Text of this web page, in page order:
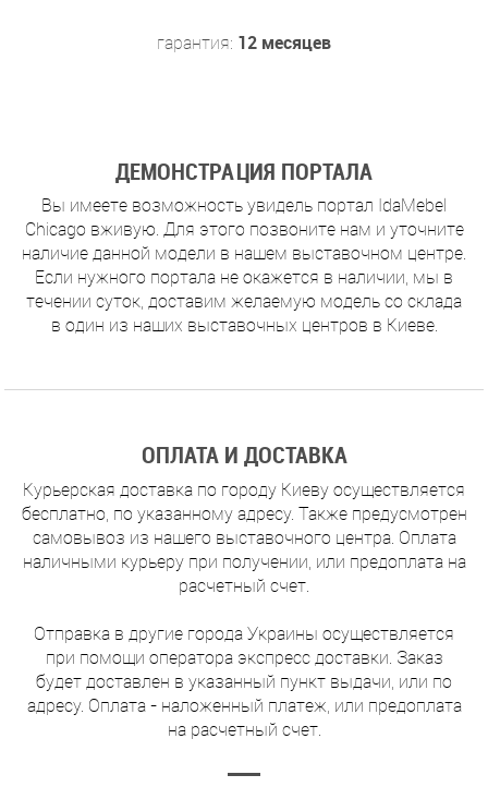
гарантия: 12 месяцев
ДЕМОНСТРАЦИЯ ПОРТАЛА
Вы имеете возможность увидель портал IdaMebel
Chicago вживую. Для этого позвоните нам и уточните
наличие данной модели в нашем выставочном центре.
Если нужного портала не окажется в наличии, мы в
течении суток, доставим желаемую модель со склада
в один из наших выставочных центров в Киеве.
ОПЛАТА И ДОСТАВКА
Курьерская доставка по городу Киеву осуществляется
бесплатно, по указанному адресу. Также предусмотрен
самовывоз из нашего выставочного центра. Оплата
наличными курьеру при получении, или предоплата на
расчетный счет.
Отправка в другие города Украины осуществляется
при помощи оператора экспресс доставки. Заказ
будет доставлен в указанный пункт выдачи, или по
адресу. Оплата - наложенный платеж, или предоплата
на расчетный счет.